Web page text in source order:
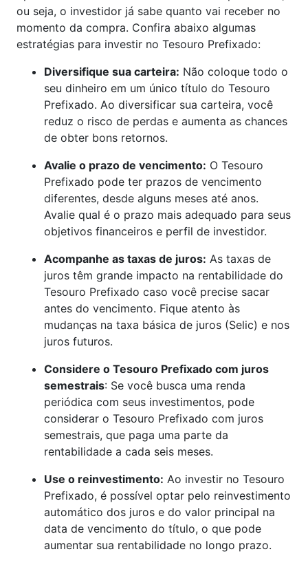
ou seja, o investidor já sabe quanto vai receber no
momento da compra. Confira abaixo algumas
estratégias para investir no Tesouro Prefixado:
Diversifique sua carteira: Não coloque todo o
seu dinheiro em um único título do Tesouro
Prefixado. Ao diversificar sua carteira, você
reduz o risco de perdas e aumenta as chances
de obter bons retornos.
Avalie o prazo de vencimento: O Tesouro
Prefixado pode ter prazos de vencimento
diferentes, desde alguns meses até anos.
Avalie qual é o prazo mais adequado para seus
objetivos financeiros e perfil de investidor.
Acompanhe as taxas de juros: As taxas de
juros têm grande impacto na rentabilidade do
Tesouro Prefixado caso você precise sacar
antes do vencimento. Fique atento às
mudanças na taxa básica de juros (Selic) e nos
juros futuros.
Considere o Tesouro Prefixado com juros
semestrais: Se você busca uma renda
periódica com seus investimentos, pode
considerar o Tesouro Prefixado com juros
semestrais, que paga uma parte da
rentabilidade a cada seis meses.
Use o reinvestimento: Ao investir no Tesouro
Prefixado, é possível optar pelo reinvestimento
automático dos juros e do valor principal na
data de vencimento do título, o que pode
aumentar sua rentabilidade no longo prazo.